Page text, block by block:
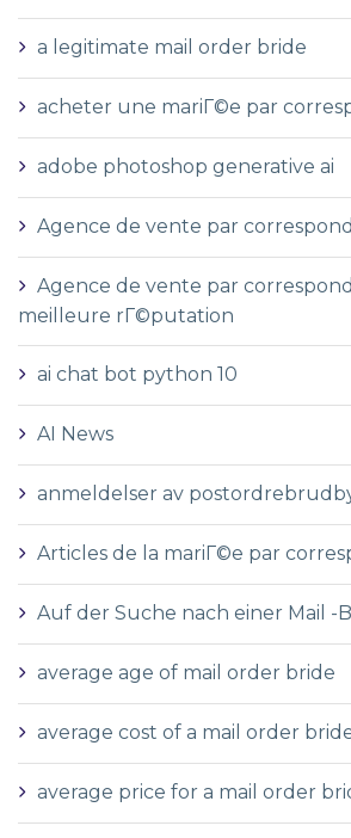
a legitimate mail order bride
acheter une mariГ©e par
adobe photoshop generative ai
Agence de vente par
Agence de vente par
meilleure rГ©putation
ai chat bot python 10
AI News
anmeldelser av
Articles de la mariГ©e par
Auf der Suche nach einer Mail -
average age of mail order bride
average cost of a mail order
average price for a mail order